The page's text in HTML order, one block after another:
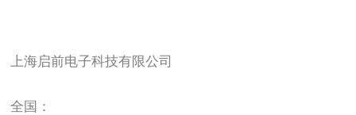
上海启前电子科技有限公司
全国：